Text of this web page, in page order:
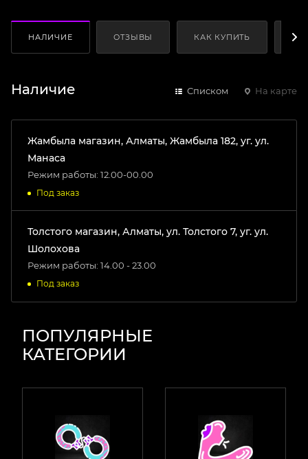
НАЛИЧИЕ ОТЗЫВЫ КАК КУПИТЬ
Наличие Списком На карте
Жамбыла магазин, Алматы, Жамбыла 182, уг. ул.
Манаса
Режим работы: 12.00-00.00
Под заказ
Толстого магазин, Алматы, ул. Толстого 7, уг. ул.
Шолохова
Режим работы: 14.00 - 23.00
Под заказ
ПОПУЛЯРНЫЕ
КАТЕГОРИИ